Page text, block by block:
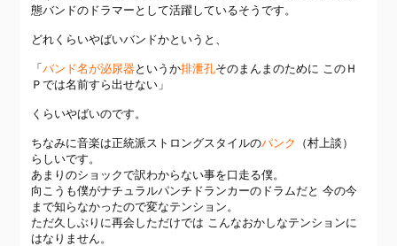
態バンドのドラマーとして活躍しているそうです。
どれくらいやばいバンドかというと、
「バンド名が泌尿器というか排泄孔そのまんまのために このＨ
Ｐでは名前すら出せない」
くらいやばいのです。
ちなみに音楽は正統派ストロングスタイルのパンク （村上談）
らしいです。
あまりのショックで訳わからない事を口走る僕。
向こうも僕がナチュラルパンチドランカーのドラムだと 今の今
まで知らなかったので変なテンション。
ただ久しぶりに再会しただけでは こんなおかしなテンションに
はなりません。